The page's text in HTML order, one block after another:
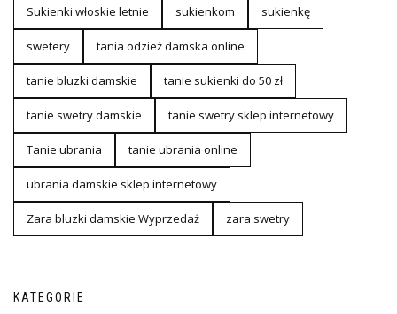
Sukienki włoskie letnie sukienkom sukienkę
swetery tania odzież damska online
tanie bluzki damskie tanie sukienki do 50 zł
tanie swetry damskie tanie swetry sklep internetowy
Tanie ubrania tanie ubrania online
ubrania damskie sklep internetowy
Zara bluzki damskie Wyprzedaż zara swetry
KATEGORIE